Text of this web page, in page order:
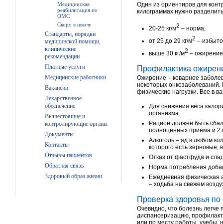
Медицинская
реабилитация по
ОМС
Скоро в школу
Стандарты, порядки
медицинской помощи,
клинические
рекомендации
Платные услуги
Медицинские работники
Вакансии
Лекарственное
обеспечение
Вышестоящие и
контролирующие органы
Документы
Контакты
Отзывы пациентов
Обратная связь
Здоровый образ жизни
Один из ориентиров для
килограммах нужно
20-25 кг/м2 – норма;
от 25 до 29 кг/м2 –
выше 30 кг/м2 –
Профилактика
Ожирение – коварное
некоторых
физические нагрузки. Все в
Для снижения веса
организма.
Рацион должен быть
полноценных приема и 2
Алкоголь – яд в любом
которого есть
Отказ от фастфуда и
Норма потребления
Ежедневная физическая
– ходьба на свежем
Проверка здоровья
Очевидно, что болезнь
диспансеризацию,
или по месту работы, учебы,